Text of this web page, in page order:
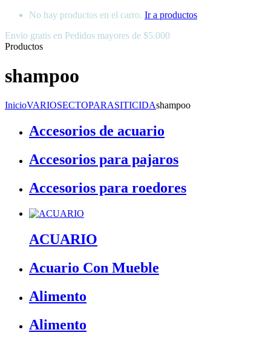
No hay productos en el carro. Ir a productos
Envio gratis en Pedidos mayores de $5.000
Productos
shampoo
InicioVARIOSECTOPARASITICIDAshampoo
Accesorios de acuario
Accesorios para pajaros
Accesorios para roedores
ACUARIO
Acuario Con Mueble
Alimento
Alimento